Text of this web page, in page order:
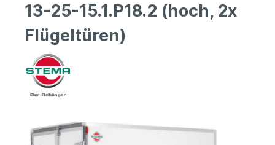
13-25-15.1.P18.2 (hoch, 2x
Flügeltüren)